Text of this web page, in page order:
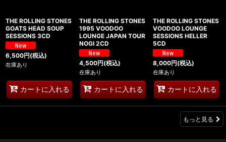
THE ROLLING STONES
GOATS HEAD SOUP
SESSIONS 3CD
6,500円(税込)
在庫あり
カートに入れる
THE ROLLING STONES
1995 VOODOO
LOUNGE JAPAN TOUR
NOGI 2CD
4,500円(税込)
在庫あり
カートに入れる
THE ROLLING STONES
VOODOO LOUNGE
SESSIONS HELLER
5CD
8,000円(税込)
在庫あり
カートに入れる
もっと見る